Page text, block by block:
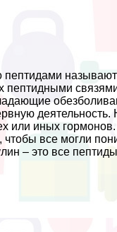
пептидами
пептидными
деятельность.
или иных
чтобы все могли
– это все